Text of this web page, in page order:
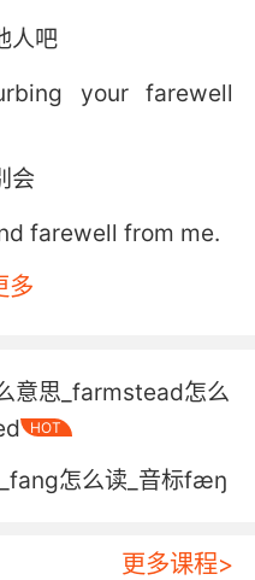
人吧
your farewell
会
farewell from me.
散了
別了
saying farewell by
是
多
意思_farmstead怎么
HOT
怎么读_音标fæŋ
更多课程>